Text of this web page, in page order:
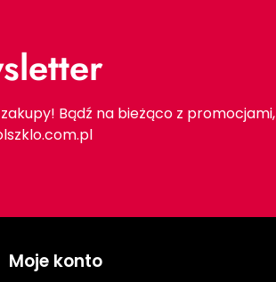
Bądź na bieżąco z promocjami,
Moje konto